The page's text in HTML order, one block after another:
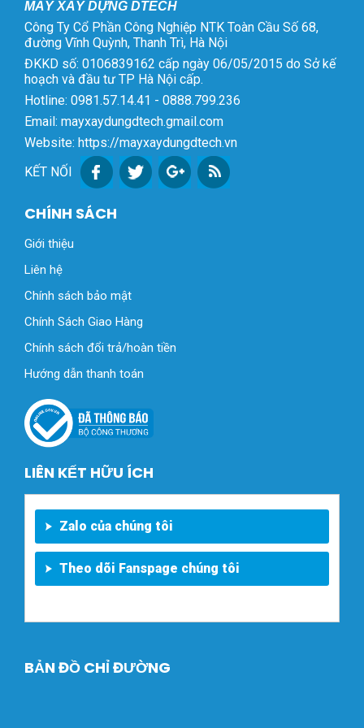
MÁY XÂY DỰNG DTECH
Công Ty Cổ Phần Công Nghiệp NTK Toàn Cầu Số 68,
đường Vĩnh Quỳnh, Thanh Trì, Hà Nội
ĐKKD số: 0106839162 cấp ngày 06/05/2015 do Sở kế
hoạch và đầu tư TP Hà Nội cấp.
Hotline: 0981.57.14.41 - 0888.799.236
Email: mayxaydungdtech.gmail.com
Website: https://mayxaydungdtech.vn
KẾT NỐI
CHÍNH SÁCH
Giới thiệu
Liên hệ
Chính sách bảo mật
Chính Sách Giao Hàng
Chính sách đổi trả/hoàn tiền
Hướng dẫn thanh toán
LIÊN KẾT HỮU ÍCH
Zalo của chúng tôi
Theo dõi Fanspage chúng tôi
BẢN ĐỒ CHỈ ĐƯỜNG